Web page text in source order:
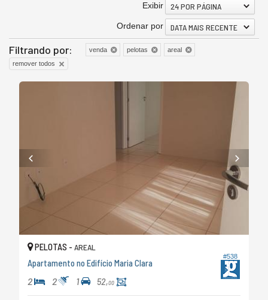
Exibir 24 POR PÁGINA
Ordenar por DATA MAIS RECENTE
Filtrando por: venda pelotas
areal
remover todos
#538
PELOTAS - AREAL
Apartamento no Edifício Maria Clara
2 2 1 52,00